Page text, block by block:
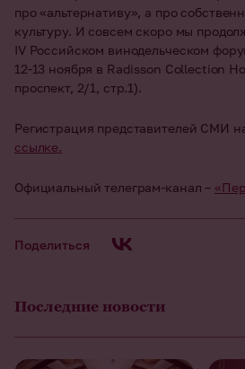
про «альтернативу», а про
культуру. И совсем скоро мы
IV Российском винодельческом
12-13 ноября в Radisson Collection
проспект, 2/1, стр.1).
Регистрация представителей СМИ
ссылке.
Официальныйтелеграм-канал –
Поделиться
Последние новости